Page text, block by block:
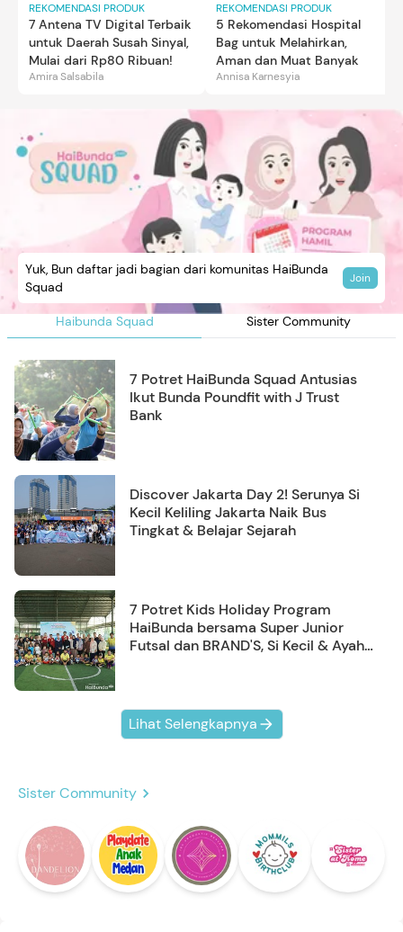
REKOMENDASI PRODUK
7 Antena TV Digital Terbaik
untuk Daerah Susah Sinyal,
Mulai dari Rp80 Ribuan!
Amira Salsabila
REKOMENDASI PRODUK
5 Rekomendasi Hospital
Bag untuk Melahirkan,
Aman dan Muat Banyak
Annisa Karnesyia
Haibunda Squad Sister Community
Yuk, Bun daftar jadi bagian dari komunitas HaiBunda
Squad
Join
7 Potret HaiBunda Squad Antusias
Ikut Bunda Poundfit with J Trust
Bank
Discover Jakarta Day 2! Serunya Si
Kecil Keliling Jakarta Naik Bus
Tingkat & Belajar Sejarah
7 Potret Kids Holiday Program
HaiBunda bersama Super Junior
Futsal dan BRAND'S, Si Kecil & Ayah
Lihat Selengkapnya
Sister Community